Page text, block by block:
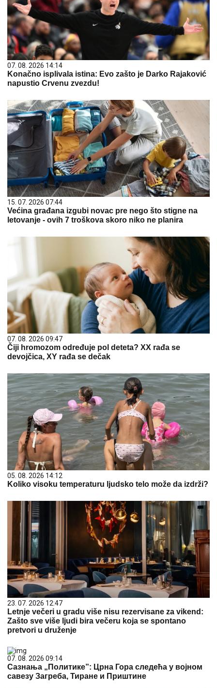
07. 08. 2026 14:14
Konačno isplivala istina: Evo zašto je Darko Rajaković
napustio Crvenu zvezdu!
15. 07. 2026 07:44
Većina građana izgubi novac pre nego što stigne na
letovanje - ovih 7 troškova skoro niko ne planira
07. 08. 2026 09:47
Čiji hromozom određuje pol deteta? XX rađa se
devojčica, XY rađa se dečak
05. 08. 2026 14:12
Koliko visoku temperaturu ljudsko telo može da izdrži?
23. 07. 2026 12:47
Letnje večeri u gradu više nisu rezervisane za vikend:
Zašto sve više ljudi bira večeru koja se spontano
pretvori u druženje
07. 08. 2026 09:14
Сазнања „Политике”: Црна Гора следећа у војном
савезу Загреба, Тиране и Приштине